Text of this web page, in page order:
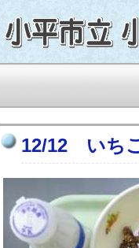
12/12 いち